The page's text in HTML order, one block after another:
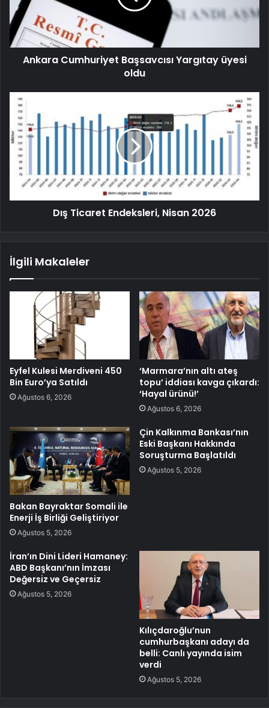
Ankara Cumhuriyet Başsavcısı Yargıtay üyesi
oldu
Dış Ticaret Endeksleri, Nisan 2026
İlgili Makaleler
Eyfel Kulesi Merdiveni 450
Bin Euro’ya Satıldı
Ağustos 6, 2026
‘Marmara’nın altı ateş
topu’ iddiası kavga çıkardı:
‘Hayal ürünü!’
Ağustos 6, 2026
Bakan Bayraktar Somali ile
Enerji İş Birliği Geliştiriyor
Ağustos 5, 2026
Çin Kalkınma Bankası’nın
Eski Başkanı Hakkında
Soruşturma Başlatıldı
Ağustos 5, 2026
İran’ın Dini Lideri Hamaney:
ABD Başkanı’nın İmzası
Değersiz ve Geçersiz
Ağustos 5, 2026
Kılıçdaroğlu’nun
cumhurbaşkanı adayı da
belli: Canlı yayında isim
verdi
Ağustos 5, 2026